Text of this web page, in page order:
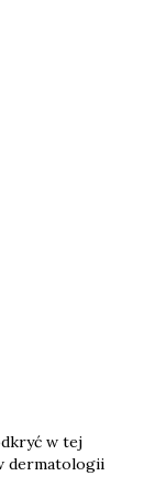
w tej
dermatologii